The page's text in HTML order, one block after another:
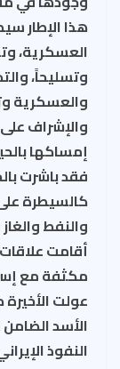
هذا الإطار
العسكرية،
وتسليحاً،
والعسكرية
والإشراف
إمساكها
فقد باشرت
كالسيطرة
والنفط
أقامت
مكثفة مع
عولت الأخيرة
الأسد
النفوذ